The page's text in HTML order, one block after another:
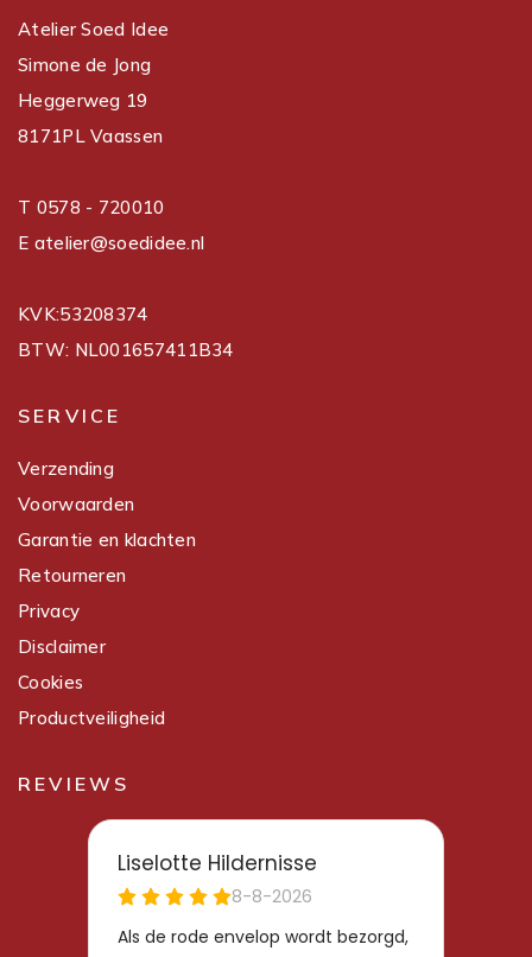
Atelier Soed Idee
Simone de Jong
Heggerweg 19
8171PL Vaassen
T 0578 - 720010
E atelier@soedidee.nl
KVK:53208374
BTW: NL001657411B34
SERVICE
Verzending
Voorwaarden
Garantie en klachten
Retourneren
Privacy
Disclaimer
Cookies
Productveiligheid
REVIEWS